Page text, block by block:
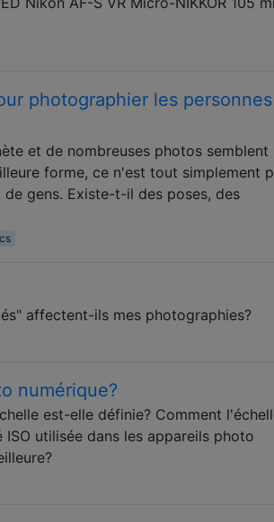
photographier les
et de nombreuses photos semblent
forme, ce n'est tout simplement
gens. Existe-t-il des poses, des
affectent-ils mes photographies?
numérique?
est-elle définie? Comment
utilisée dans les appareils photo